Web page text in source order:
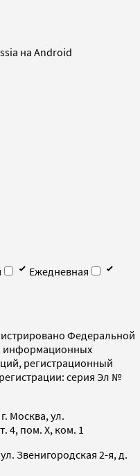
на Android
Ежедневная
Федеральной
информационных
регистрационный
серия Эл №
Москва, ул.
4, пом. X, ком. 1
Звенигородская 2-я, д.